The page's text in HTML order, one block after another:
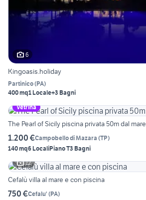
6
Kingoasis.holiday
Partinico(PA)
400 mq1 Locale+3 Bagni
Vetrina
The Pearl of Sicily piscina privata 50m dal mare
1.200 €Campobello di Mazara (TP)
140 mq6 LocaliPiano T3 Bagni
12
Cefalù villa al mare e con piscina
750 €Cefalu' (PA)